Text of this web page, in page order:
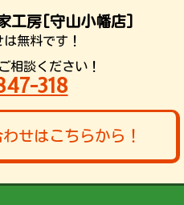
工房[守山小幡店]
無料です！
相談ください！
318
せはこちらから！